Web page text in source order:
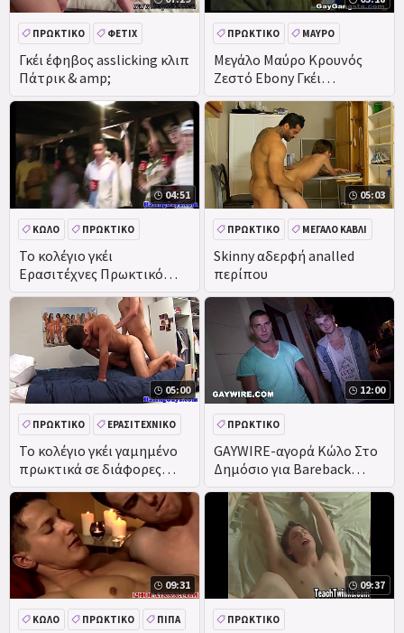
Γκέι έφηβος asslicking κλιπ
Πάτρικ & amp;
ΠΡΩΚΤΙΚΌ
ΦΕΤΊΧ
ΤΟ ΚΑΤΟΎΡΗΜΑ
DEEPTHROAT
Μεγάλο Μαύρο Κρουνός
Ζεστό Ebony Γκέι
Πρωκτικό Σεξ
ΠΡΩΚΤΙΚΌ
ΜΑΎΡΟ
EBONY
04:51
Το κολέγιο γκέι
Ερασιτέχνες Πρωκτικό
στον αχυρώνα
ΚΏΛΟ
ΠΡΩΚΤΙΚΌ
ΕΡΑΣΙΤΕΧΝΙΚΌ
05:03
Skinny αδερφή analled
περίπου
ΠΡΩΚΤΙΚΌ ΜΕΓΆΛΟ ΚΑΒΛΊ
05:00
Το κολέγιο γκέι γαμημένο
πρωκτικά σε διάφορες
πόζες
ΠΡΩΚΤΙΚΌ
ΕΡΑΣΙΤΕΧΝΙΚΌ
ΠΡΑΓΜΑΤΙΚΌΤΗΤΑ
12:00
GAYWIRE-αγορά Κώλο Στο
Δημόσιο για Bareback
Πρωκτικό Γκέι Σεξ!
ΠΡΩΚΤΙΚΌ
09:31
ΚΏΛΟ ΠΡΩΚΤΙΚΌ
ΠΊΠΑ
09:37
ΠΡΩΚΤΙΚΌ